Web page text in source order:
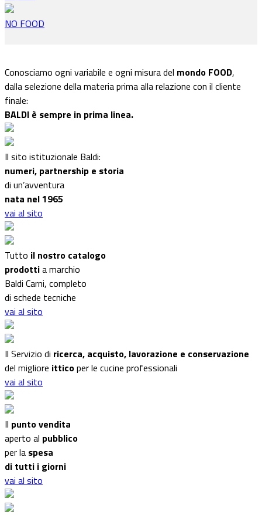
NO FOOD
Conosciamo ogni variabile e ogni misura del mondo FOOD,
dalla selezione della materia prima alla relazione con il cliente
finale:
BALDI è sempre in prima linea.
Il sito istituzionale Baldi:
numeri, partnership e storia
di un’avventura
nata nel 1965
vai al sito
Tutto il nostro catalogo
prodottia marchio
Baldi Carni, completo
di schede tecniche
vai al sito
Il Servizio di ricerca, acquisto, lavorazione e conservazione
del migliore itticoper le cucine professionali
vai al sito
Il punto vendita
aperto al pubblico
per la spesa
di tutti i giorni
vai al sito